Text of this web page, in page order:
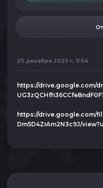
25 декабря 2025 г, 11:54
https://drive.google.com/
https://drive.google.com/
Dm5D4ZrAm2N3c9J/